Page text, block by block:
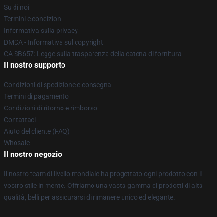
Su di noi
Termini e condizioni
Informativa sulla privacy
DMCA - Informativa sul copyright
CA SB657: Legge sulla trasparenza della catena di fornitura
Il nostro supporto
Condizioni di spedizione e consegna
Termini di pagamento
Condizioni di ritorno e rimborso
Contattaci
Aiuto del cliente (FAQ)
Whosale
Il nostro negozio
Il nostro team di livello mondiale ha progettato ogni prodotto con il
vostro stile in mente. Offriamo una vasta gamma di prodotti di alta
qualità, belli per assicurarsi di rimanere unico ed elegante.